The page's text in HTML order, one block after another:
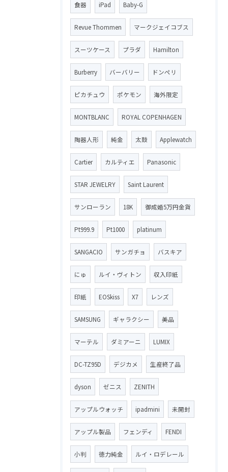
食器 iPad Baby-G
Revue Thommen マークジェイコブス
スーツケース プラダ Hamilton
Burberry バーバリー ドンペリ
ピカチュウ ポケモン 海外限定
MONTBLANC ROYAL COPENHAGEN
陶器人形 純金 太鼓 Applewatch
Cartier カルティエ Panasonic
STAR JEWELRY Saint Laurent
サンローラン 18K 御成婚5万円金貨
Pt999.9 Pt1000 platinum
SANGACIO サンガチョ バスキア
にゅ ルイ・ヴィトン 収入印紙
印紙 EOSkiss X7 レンズ
SAMSUNG ギャラクシー 美品
マーテル ダミアーニ LUMIX
DC-TZ95D デジカメ 生産終了品
dyson ゼニス ZENITH
アップルウォッチ ipadmini 未開封
アップル製品 フェンディ FENDI
小判 徳力純金 ルイ・ロデレール